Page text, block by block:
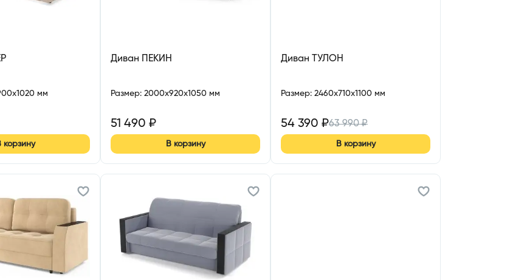
мм
корзину
Диван ПЕКИН
Размер: 2000x920x1050 мм
51 490 ₽
В корзину
Диван ТУЛОН
Размер: 2460x710x1100 мм
54 390 ₽63 990₽
В корзину